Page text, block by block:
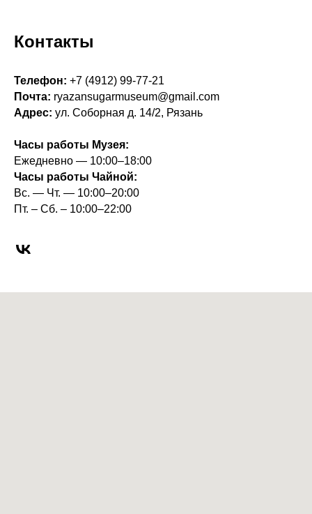
Контакты
Телефон: +7 (4912) 99-77-21
Почта: ryazansugarmuseum@gmail.com
Адрес: ул. Соборная д. 14/2, Рязань
Часы работы Музея:
Ежедневно — 10:00–18:00
Часы работы Чайной:
Вс. — Чт. — 10:00–20:00
Пт. – Сб. – 10:00–22:00